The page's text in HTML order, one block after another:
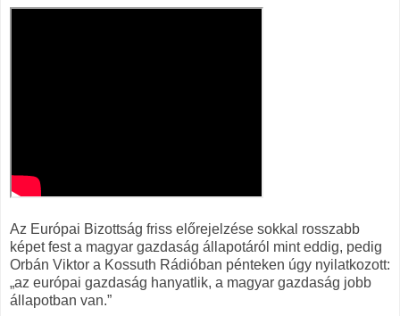
Az Európai Bizottság friss előrejelzése sokkal rosszabb
képet fest a magyar gazdaság állapotáról mint eddig, pedig
Orbán Viktor a Kossuth Rádióban pénteken úgy nyilatkozott:
„az európai gazdaság hanyatlik, a magyar gazdaság jobb
állapotban van.”